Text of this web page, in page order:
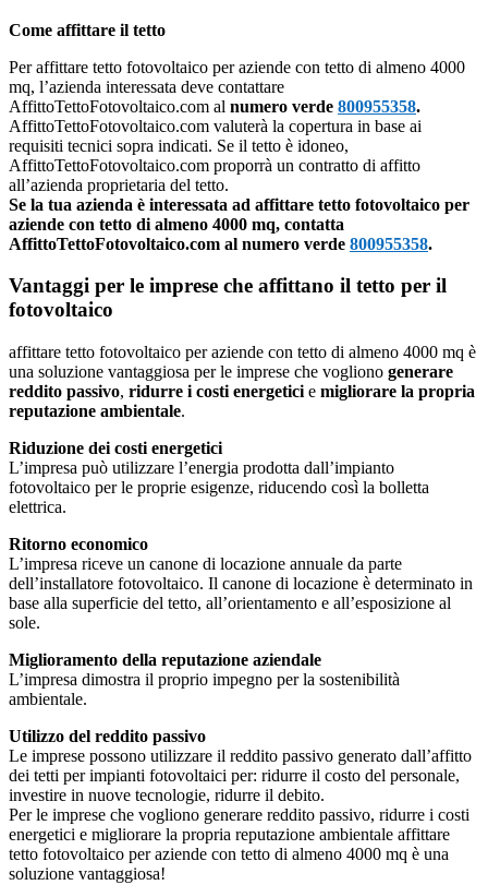
Come affittare il tetto
Per affittare tetto fotovoltaico per aziende con tetto di almeno 4000
mq, l’azienda interessata deve contattare
AffittoTettoFotovoltaico.com al numero verde 800955358.
AffittoTettoFotovoltaico.com valuterà la copertura in base ai
requisiti tecnici sopra indicati. Se il tetto è idoneo,
AffittoTettoFotovoltaico.com proporrà un contratto di affitto
all’azienda proprietaria del tetto.
Se la tua azienda è interessata ad affittare tetto fotovoltaico per
aziende con tetto di almeno 4000 mq, contatta
AffittoTettoFotovoltaico.com al numero verde 800955358.
Vantaggi per le imprese che affittano il tetto per il
fotovoltaico
affittare tetto fotovoltaico per aziende con tetto di almeno 4000 mq è
una soluzione vantaggiosa per le imprese che vogliono generare
reddito passivo, ridurre i costi energetici e migliorare la propria
reputazione ambientale.
Riduzione dei costi energetici
L’impresa può utilizzare l’energia prodotta dall’impianto
fotovoltaico per le proprie esigenze, riducendo così la bolletta
elettrica.
Ritorno economico
L’impresa riceve un canone di locazione annuale da parte
dell’installatore fotovoltaico. Il canone di locazione è determinato in
base alla superficie del tetto, all’orientamento e all’esposizione al
sole.
Miglioramento della reputazione aziendale
L’impresa dimostra il proprio impegno per la sostenibilità
ambientale.
Utilizzo del reddito passivo
Le imprese possono utilizzare il reddito passivo generato dall’affitto
dei tetti per impianti fotovoltaici per: ridurre il costo del personale,
investire in nuove tecnologie, ridurre il debito.
Per le imprese che vogliono generare reddito passivo, ridurre i costi
energetici e migliorare la propria reputazione ambientale affittare
tetto fotovoltaico per aziende con tetto di almeno 4000 mq è una
soluzione vantaggiosa!